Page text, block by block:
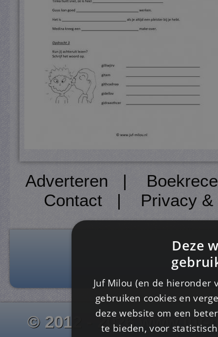
Adverteren |
Contact| Privacy
© 2012 - 2026
Deze
Juf Milou (en de
gebruiken cookies en
deze website om een
te bieden, voor